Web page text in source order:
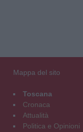
Mappa del sito
Toscana
Cronaca
Attualità
Politica e Opinioni